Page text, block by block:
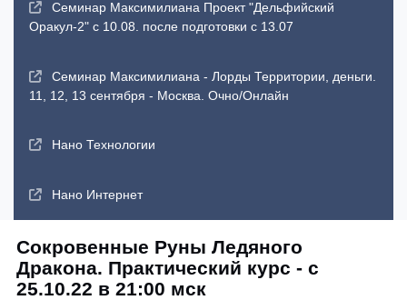
Семинар Максимилиана Проект "Дельфийский
Оракул-2" с 10.08. после подготовки с 13.07
Семинар Максимилиана - Лорды Территории, деньги.
11, 12, 13 сентября - Москва. Очно/Онлайн
Нано Технологии
Нано Интернет
Сокровенные Руны Ледяного
Дракона. Практический курс - с
25.10.22 в 21:00 мск